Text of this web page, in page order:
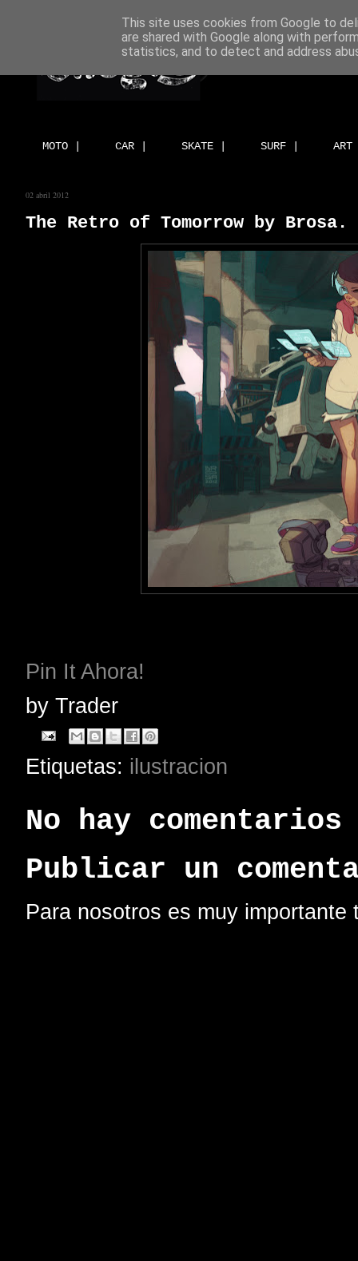
MOTO | CAR | SKATE | SURF |
02 abril 2012
The Retro of Tomorrow by Brosa.
Pin It Ahora!
by Trader
Etiquetas: ilustracion
No hay
Publicar un
Para nosotros es muy
This site uses cookies from Google to
are shared with Google along with
statistics, and to detect and address